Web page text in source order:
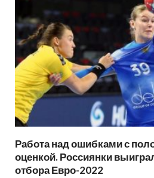
Работа над ошибками с
оценкой. Россиянки
отбора Евро-2022